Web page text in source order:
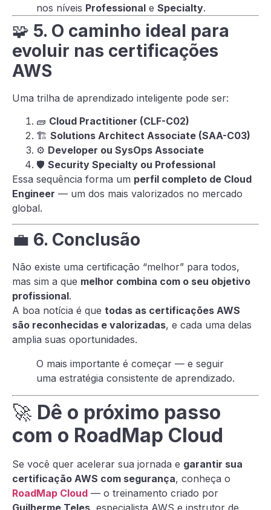
nos níveis Professional e Specialty.
🧩 5. O caminho ideal para
evoluir nas certificações
AWS
Uma trilha de aprendizado inteligente pode ser:
🧱 Cloud Practitioner (CLF-C02)
🏗️ Solutions Architect Associate (SAA-C03)
⚙️ Developer ou SysOps Associate
🛡️ Security Specialty ou Professional
Essa sequência forma um perfil completo de Cloud
Engineer — um dos mais valorizados no mercado
global.
💼 6. Conclusão
Não existe uma certificação “melhor” para todos,
mas sim a que melhor combina com o seu objetivo
profissional.
A boa notícia é que todas as certificações AWS
são reconhecidas e valorizadas, e cada uma delas
amplia suas oportunidades.
O mais importante é começar — e seguir
uma estratégia consistente de aprendizado.
🚀 Dê o próximo passo
com o RoadMap Cloud
Se você quer acelerar sua jornada e garantir sua
certificação AWS com segurança, conheça o
RoadMap Cloud — o treinamento criado por